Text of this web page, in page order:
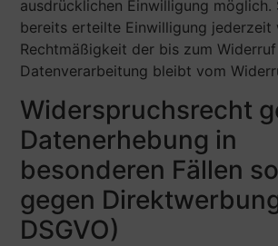
ausdrücklichen Einwilligung möglich.
bereits erteilte Einwilligung jederzeit
Rechtmäßigkeit der bis zum
Datenverarbeitung bleibt vom
Widerspruchsrecht
Datenerhebung in
besonderen Fällen
gegen
DSGVO)